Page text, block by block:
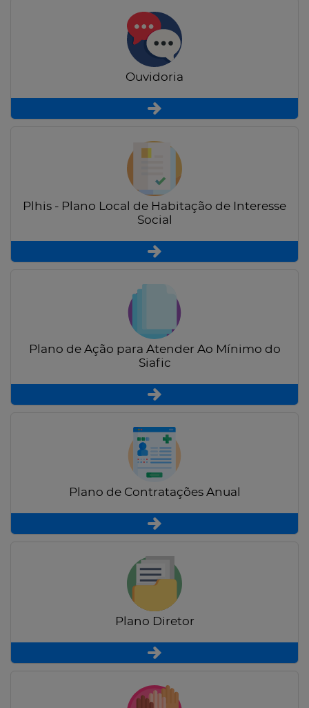
Ouvidoria
Plhis - Plano Local de Habitação de Interesse
Social
Plano de Ação para Atender Ao Mínimo do
Siafic
Plano de Contratações Anual
Plano Diretor